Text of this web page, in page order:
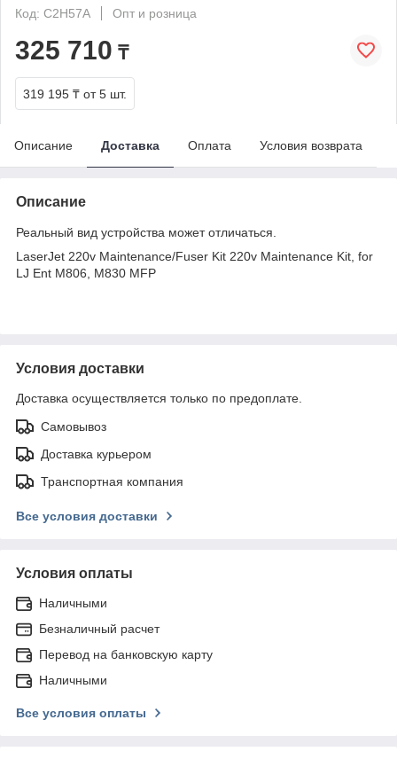
Код: C2H57A
Опт и розница
325 710 ₸
319 195 ₸ от 5 шт.
Описание Доставка Оплата Условия возврата
Описание
Реальный вид устройства может отличаться.
LaserJet 220v Maintenance/Fuser Kit 220v Maintenance Kit, for
LJ Ent M806, M830 MFP
Условия доставки
Доставка осуществляется только по предоплате.
Самовывоз
Доставка курьером
Транспортная компания
Все условия доставки
Условия оплаты
Наличными
Безналичный расчет
Перевод на банковскую карту
Наличными
Все условия оплаты